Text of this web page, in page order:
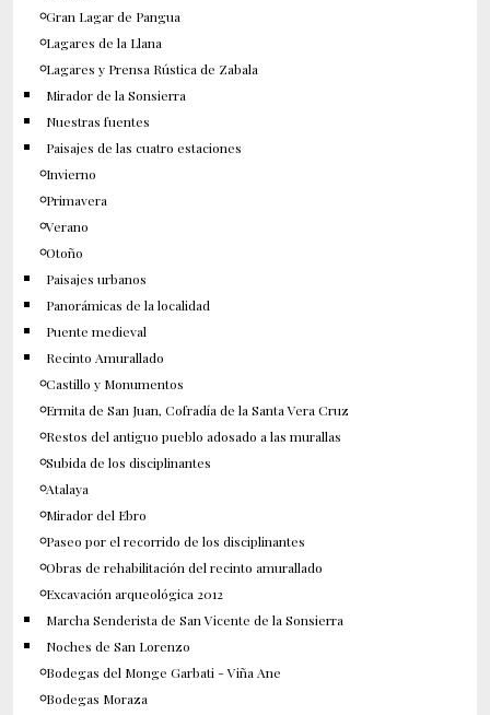
Gran Lagar de Pangua
Lagares de la Llana
Lagares y Prensa Rústica de Zabala
Mirador de la Sonsierra
Nuestras fuentes
Paisajes de las cuatro estaciones
Invierno
Primavera
Verano
Otoño
Paisajes urbanos
Panorámicas de la localidad
Puente medieval
Recinto Amurallado
Castillo y Monumentos
Ermita de San Juan, Cofradía de la Santa Vera Cruz
Restos del antiguo pueblo adosado a las murallas
Subida de los disciplinantes
Atalaya
Mirador del Ebro
Paseo por el recorrido de los disciplinantes
Obras de rehabilitación del recinto amurallado
Excavación arqueológica 2012
Marcha Senderista de San Vicente de la Sonsierra
Noches de San Lorenzo
Bodegas del Monge Garbati - Viña Ane
Bodegas Moraza